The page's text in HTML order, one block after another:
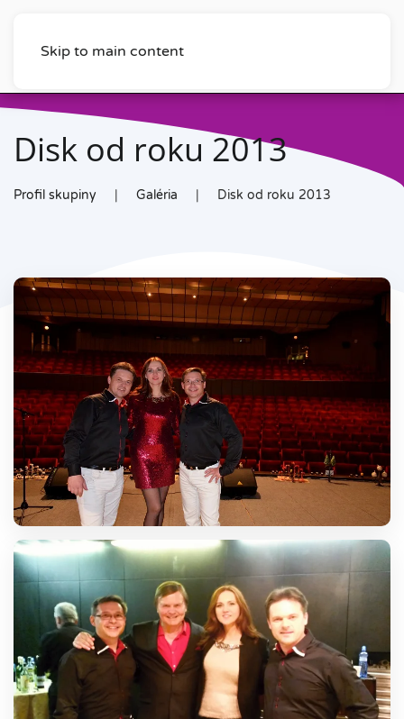
Skip to main content
Disk od roku 2013
Profil skupiny Galéria Disk od roku 2013